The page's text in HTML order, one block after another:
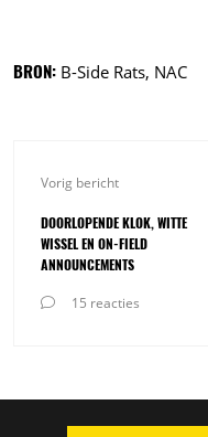
BRON: B-Side Rats, NAC
Vorig bericht
DOORLOPENDE KLOK, WITTE
WISSEL EN ON-FIELD
ANNOUNCEMENTS
15 reacties